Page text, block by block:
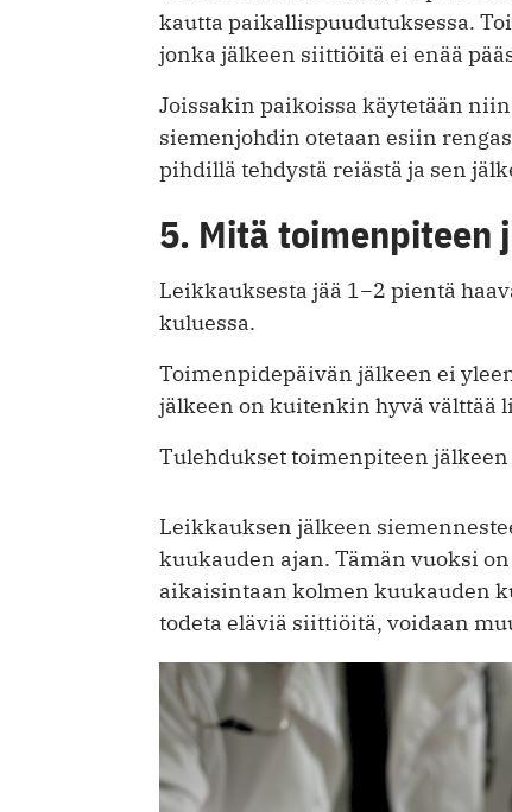
kautta paikallispuudutuksessa.
jonka jälkeen siittiöitä ei enää
Joissakin paikoissa käytetään
siemenjohdin otetaan esiin
pihdillä tehdystä reiästä ja sen
5. Mitä toimenpiteen
Leikkauksesta jää 1−2 pientä
kuluessa.
Toimenpidepäivän jälkeen ei
jälkeen on kuitenkin hyvä välttää
Tulehdukset toimenpiteen
Leikkauksen jälkeen
kuukauden ajan. Tämän vuoksi
aikaisintaan kolmen kuukauden
todeta eläviä siittiöitä, voidaan